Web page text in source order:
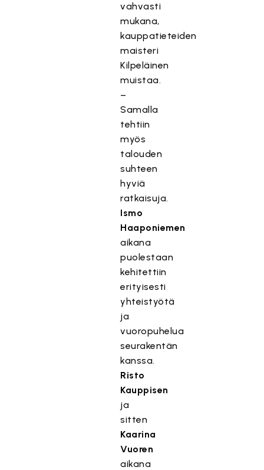
vahvasti
mukana,
kauppatieteiden
maisteri
Kilpeläinen
muistaa.
–
Samalla
tehtiin
myös
talouden
suhteen
hyviä
ratkaisuja.
Ismo
Haaponiemen
aikana
puolestaan
kehitettiin
erityisesti
yhteistyötä
ja
vuoropuhelua
seurakentän
kanssa.
Risto
Kauppisen
ja
sitten
Kaarina
Vuoren
aikana